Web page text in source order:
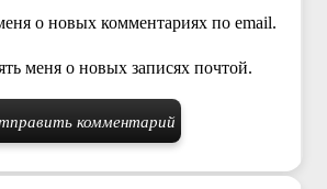
о новых комментариях по email.
меня о новых записях почтой.